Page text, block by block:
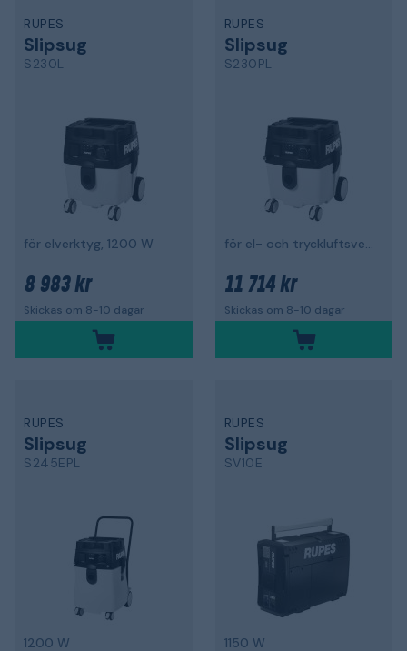
RUPES
Slipsug
S230L
för elverktyg, 1200 W
8 983 kr
Skickas om 8-10 dagar
RUPES
Slipsug
S230PL
för el- och tryckluftsverktyg, 1200 W
11 714 kr
Skickas om 8-10 dagar
RUPES
Slipsug
S245EPL
1200 W
RUPES
Slipsug
SV10E
1150 W